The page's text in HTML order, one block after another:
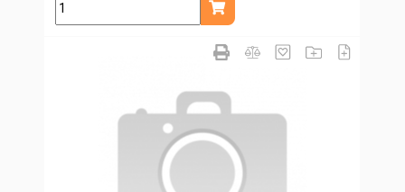
ks
Přidat do košíku